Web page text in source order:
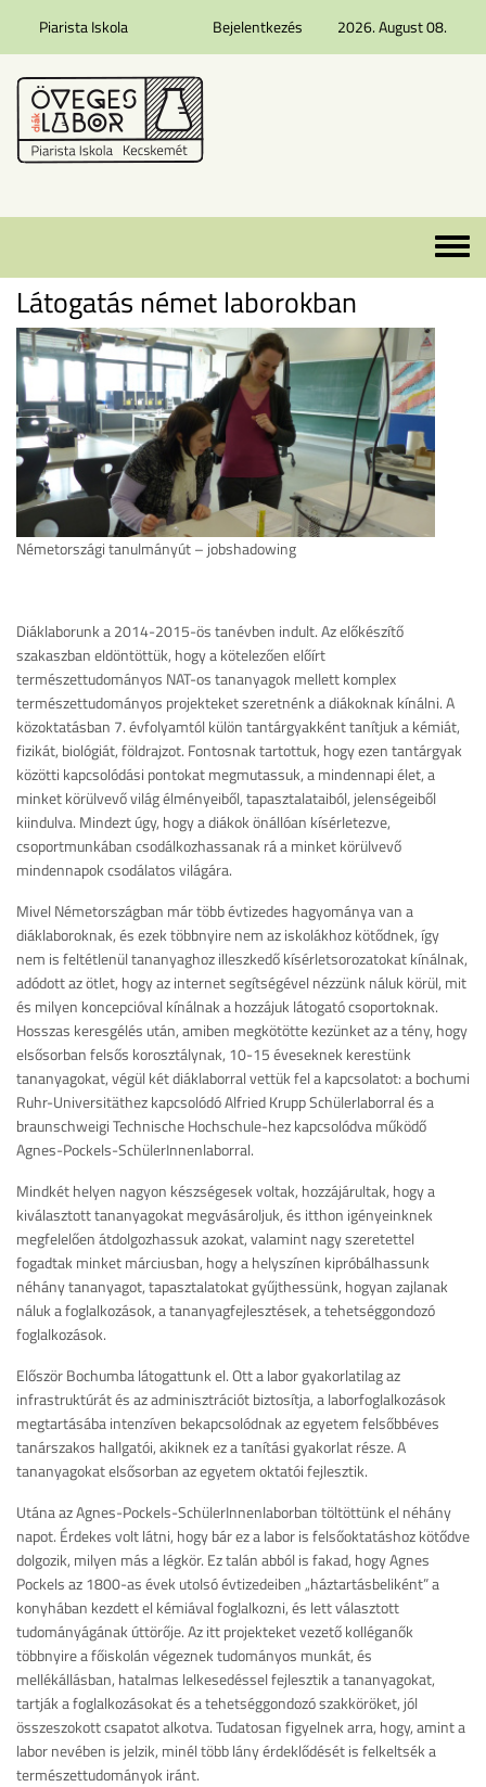
2026. August 08.
Piarista Iskola
Bejelentkezés
Toggle
Látogatás német laborokban
Németországi tanulmányút – jobshadowing
Diáklaborunk a 2014-2015-ös tanévben indult. Az előkészítő
szakaszban eldöntöttük, hogy a kötelezően előírt
természettudományos NAT-os tananyagok mellett komplex
természettudományos projekteket szeretnénk a diákoknak kínálni. A
közoktatásban 7. évfolyamtól külön tantárgyakként tanítjuk a kémiát,
fizikát, biológiát, földrajzot. Fontosnak tartottuk, hogy ezen tantárgyak
közötti kapcsolódási pontokat megmutassuk, a mindennapi élet, a
minket körülvevő világ élményeiből, tapasztalataiból, jelenségeiből
kiindulva. Mindezt úgy, hogy a diákok önállóan kísérletezve,
csoportmunkában csodálkozhassanak rá a minket körülvevő
mindennapok csodálatos világára.
Mivel Németországban már több évtizedes hagyománya van a
diáklaboroknak, és ezek többnyire nem az iskolákhoz kötődnek, így
nem is feltétlenül tananyaghoz illeszkedő kísérletsorozatokat kínálnak,
adódott az ötlet, hogy az internet segítségével nézzünk náluk körül, mit
és milyen koncepcióval kínálnak a hozzájuk látogató csoportoknak.
Hosszas keresgélés után, amiben megkötötte kezünket az a tény, hogy
elsősorban felsős korosztálynak, 10-15 éveseknek kerestünk
tananyagokat, végül két diáklaborral vettük fel a kapcsolatot: a bochumi
Ruhr-Universitäthez kapcsolódó Alfried Krupp Schülerlaborral és a
braunschweigi Technische Hochschule-hez kapcsolódva működő
Agnes-Pockels-SchülerInnenlaborral.
Mindkét helyen nagyon készségesek voltak, hozzájárultak, hogy a
kiválasztott tananyagokat megvásároljuk, és itthon igényeinknek
megfelelően átdolgozhassuk azokat, valamint nagy szeretettel
fogadtak minket márciusban, hogy a helyszínen kipróbálhassunk
néhány tananyagot, tapasztalatokat gyűjthessünk, hogyan zajlanak
náluk a foglalkozások, a tananyagfejlesztések, a tehetséggondozó
foglalkozások.
Először Bochumba látogattunk el. Ott a labor gyakorlatilag az
infrastruktúrát és az adminisztrációt biztosítja, a laborfoglalkozások
megtartásába intenzíven bekapcsolódnak az egyetem felsőbbéves
tanárszakos hallgatói, akiknek ez a tanítási gyakorlat része. A
tananyagokat elsősorban az egyetem oktatói fejlesztik.
Utána az Agnes-Pockels-SchülerInnenlaborban töltöttünk el néhány
napot. Érdekes volt látni, hogy bár ez a labor is felsőoktatáshoz kötődve
dolgozik, milyen más a légkör. Ez talán abból is fakad, hogy Agnes
Pockels az 1800-as évek utolsó évtizedeiben „háztartásbeliként” a
konyhában kezdett el kémiával foglalkozni, és lett választott
tudományágának úttörője. Az itt projekteket vezető kolléganők
többnyire a főiskolán végeznek tudományos munkát, és
mellékállásban, hatalmas lelkesedéssel fejlesztik a tananyagokat,
tartják a foglalkozásokat és a tehetséggondozó szakköröket, jól
összeszokott csapatot alkotva. Tudatosan figyelnek arra, hogy, amint a
labor nevében is jelzik, minél több lány érdeklődését is felkeltsék a
természettudományok iránt.